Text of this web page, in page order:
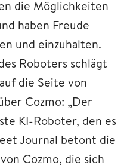
die Möglichkeiten
haben Freude
und einzuhalten.
Roboters schlägt
die Seite von
Cozmo: „Der
KI-Roboter, den es
Journal betont die
Cozmo, die sich